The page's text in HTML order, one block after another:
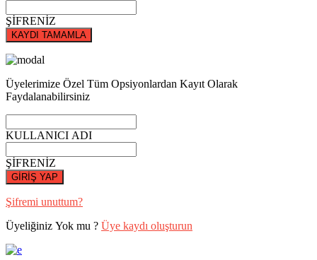
ŞİFRENİZ
KAYDI TAMAMLA
Üyelerimize Özel Tüm Opsiyonlardan Kayıt Olarak
Faydalanabilirsiniz
KULLANICI ADI
ŞİFRENİZ
GİRİŞ YAP
Şifremi unuttum?
Üyeliğiniz Yok mu ? Üye kaydı oluşturun